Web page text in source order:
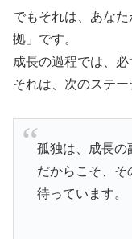
でもそれは、あな
拠」です。
成長の過程では、必
それは、次のステー
孤独は、成長の
だからこそ、そ
待っています。